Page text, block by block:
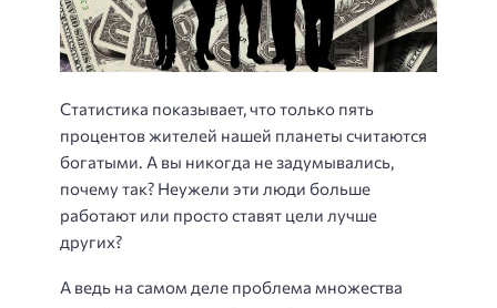
Статистика показывает, что только пять
процентов жителей нашей планеты считаются
богатыми. А вы никогда не задумывались,
почему так? Неужели эти люди больше
работают или просто ставят цели лучше
других?
А ведь на самом деле проблема множества